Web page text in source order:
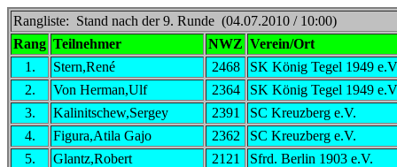
Rangliste: Stand nach der 9. Runde (04.07.2010 / 10:00)
Rang Teilnehmer NWZ Verein/Ort
1.
Stern,René 2468
SK König Tegel 1949
2.
Von Herman,Ulf 2364
SK König Tegel 1949
3.
Kalinitschew,Sergey 2391
SC Kreuzberg e.V.
4.
Figura,Atila Gajo 2362
SC Kreuzberg e.V.
5.
Glantz,Robert 2121
Sfrd. Berlin 1903 e.V.